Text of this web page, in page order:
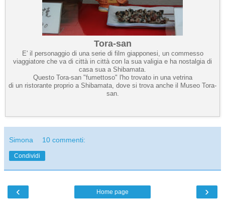
Tora-san
E' il personaggio di una serie di film giapponesi, un commesso
viaggiatore che va di città in città con la sua valigia e ha nostalgia di
casa sua a Shibamata.
Questo Tora-san "fumettoso" l'ho trovato in una vetrina
di un ristorante proprio a Shibamata, dove si trova anche il Museo Tora-
san.
Simona 10 commenti:
Condividi
‹ ›
Home page